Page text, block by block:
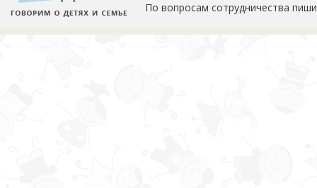
По вопросам сотрудничества